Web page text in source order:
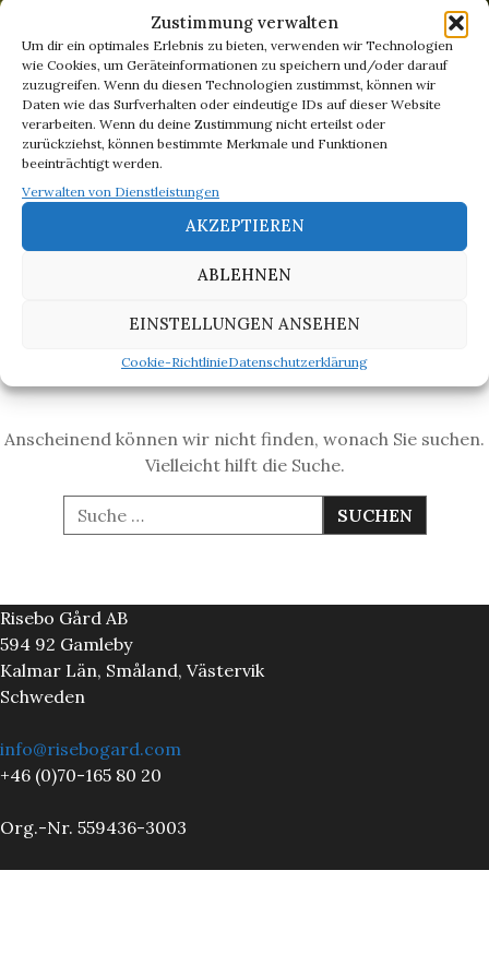
Zustimmung verwalten
Um dir ein optimales Erlebnis zu bieten, verwenden wir Technologien
wie Cookies, um Geräteinformationen zu speichern und/oder darauf
zuzugreifen. Wenn du diesen Technologien zustimmst, können wir
Daten wie das Surfverhalten oder eindeutige IDs auf dieser Website
verarbeiten. Wenn du deine Zustimmung nicht erteilst oder
zurückziehst, können bestimmte Merkmale und Funktionen
beeinträchtigt werden.
Verwalten von Dienstleistungen
AKZEPTIEREN
ABLEHNEN
EINSTELLUNGEN ANSEHEN
Cookie-RichtlinieDatenschutzerklärung
NOTHING FOUND
Anscheinend können wir nicht finden, wonach Sie suchen.
Vielleicht hilft die Suche.
S
n
a
c
h
Risebo Gård AB
594 92 Gamleby
Kalmar Län, Småland, Västervik
Schweden
info@risebogard.com
+46 (0)70-165 80 20
Org.-Nr. 559436-3003